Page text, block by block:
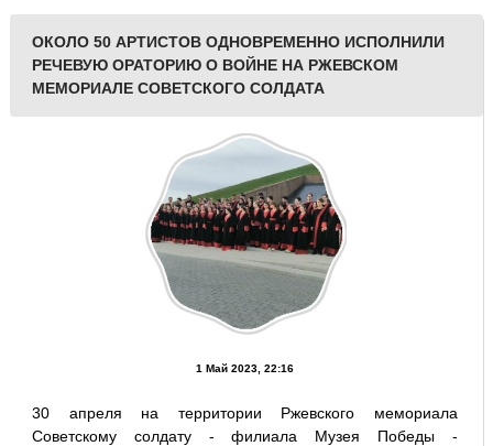
ОКОЛО 50 АРТИСТОВ ОДНОВРЕМЕННО ИСПОЛНИЛИ
РЕЧЕВУЮ ОРАТОРИЮ О ВОЙНЕ НА РЖЕВСКОМ
МЕМОРИАЛЕ СОВЕТСКОГО СОЛДАТА
1 Май 2023, 22:16
30 апреля на территории Ржевского мемориала
Советскому солдату - филиала Музея Победы -